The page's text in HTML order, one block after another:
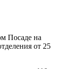
Посаде на
от 25